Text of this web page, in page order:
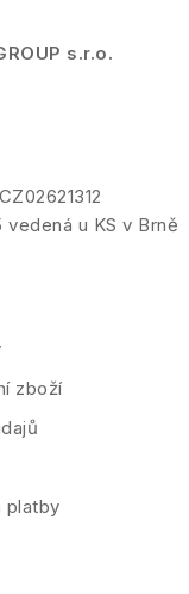
s.r.o.
u KS v Brně
zboží
platby